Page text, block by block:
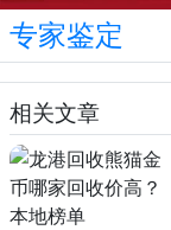
专家鉴定
相关文章